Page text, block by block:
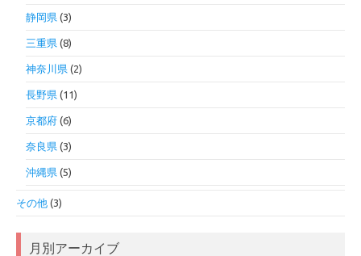
静岡県 (3)
三重県 (8)
神奈川県 (2)
長野県 (11)
京都府 (6)
奈良県 (3)
沖縄県 (5)
その他 (3)
月別アーカイブ